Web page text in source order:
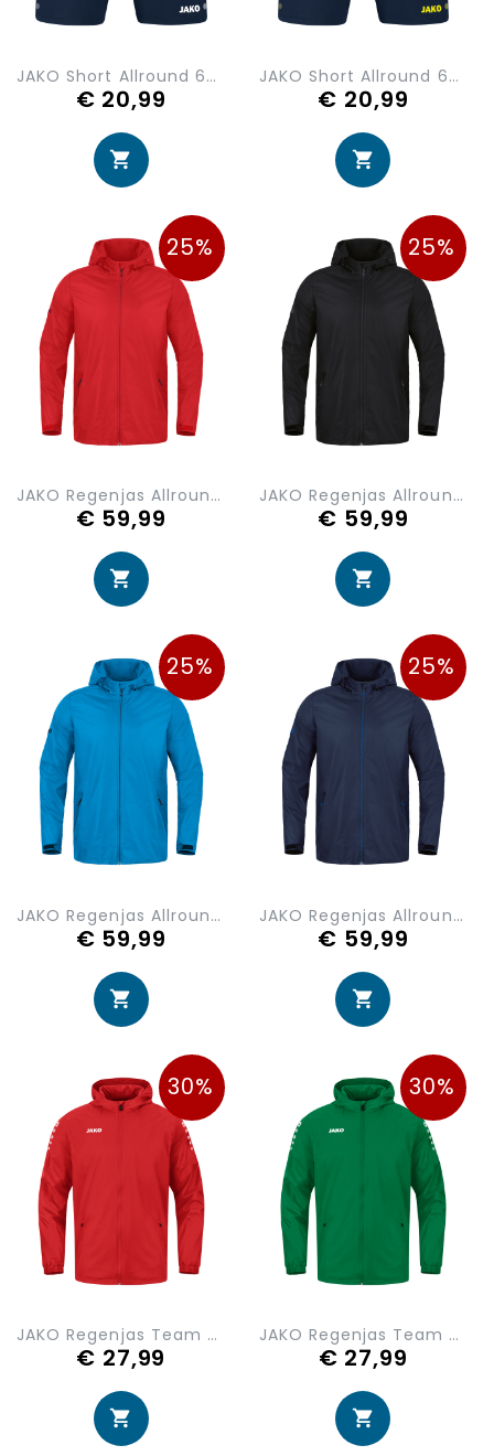
JAKO Short Allround 6289-900
€ 20,99
JAKO Short Allround 6289-904
€ 20,99
25%
JAKO Regenjas Allround 7403-100
€ 59,99
25%
JAKO Regenjas Allround 7403-800
€ 59,99
25%
JAKO Regenjas Allround 7403-440
€ 59,99
25%
JAKO Regenjas Allround 7403-900
€ 59,99
30%
JAKO Regenjas Team 2.0 7402-100
€ 27,99
30%
JAKO Regenjas Team 2.0 7402-200
€ 27,99